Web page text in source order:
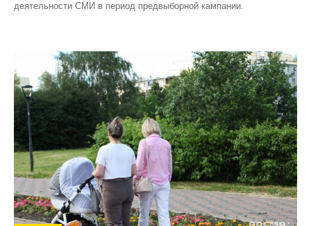
деятельности СМИ в период предвыборной кампании.